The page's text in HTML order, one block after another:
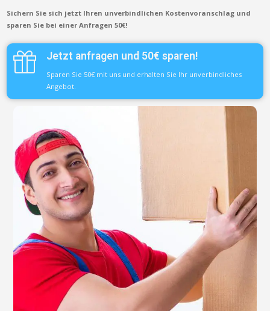
Sichern Sie sich jetzt Ihren unverbindlichen Kostenvoranschlag und
sparen Sie bei einer Anfragen 50€!
Jetzt anfragen und 50€ sparen!
Sparen Sie 50€ mit uns und erhalten Sie Ihr unverbindliches
Angebot.